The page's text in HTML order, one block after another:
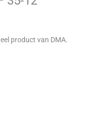
product van DMA.